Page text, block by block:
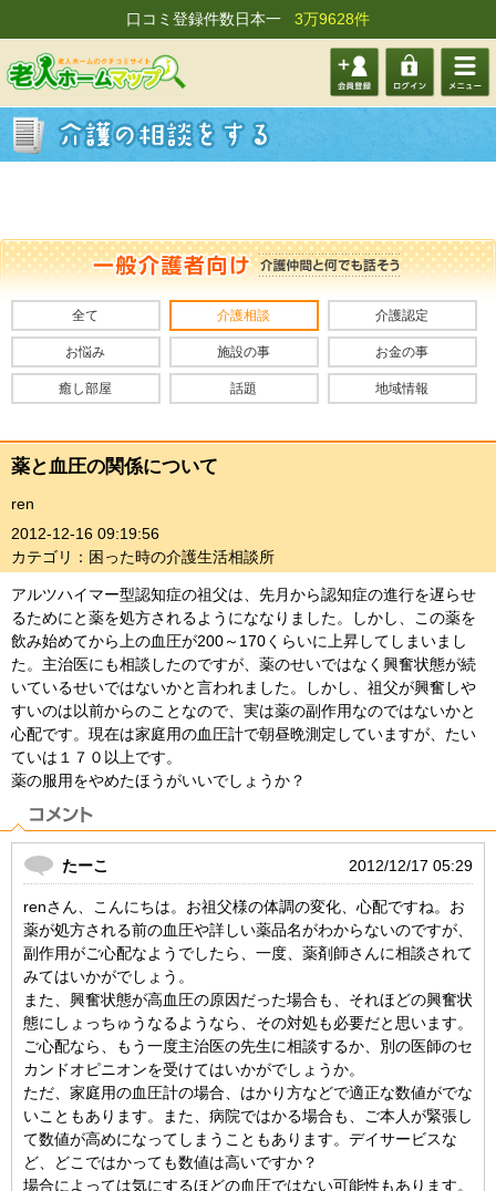
口コミ登録件数日本一 3万9628件
会員登 ログイ メニュ
全て 介護相談 介護認定
お悩み 施設の事 お金の事
癒し部屋 話題 地域情報
薬と血圧の関係について
ren
2012-12-16 09:19:56
カテゴリ：困った時の介護生活相談所
アルツハイマー型認知症の祖父は、先月から認知症の進行を遅らせ
るためにと薬を処方されるようにななりました。しかし、この薬を
飲み始めてから上の血圧が200～170くらいに上昇してしまいまし
た。主治医にも相談したのですが、薬のせいではなく興奮状態が続
いているせいではないかと言われました。しかし、祖父が興奮しや
すいのは以前からのことなので、実は薬の副作用なのではないかと
心配です。現在は家庭用の血圧計で朝昼晩測定していますが、たい
ていは１７０以上です。
薬の服用をやめたほうがいいでしょうか？
たーこ 2012/12/17 05:29
renさん、こんにちは。お祖父様の体調の変化、心配ですね。お
薬が処方される前の血圧や詳しい薬品名がわからないのですが、
副作用がご心配なようでしたら、一度、薬剤師さんに相談されて
みてはいかがでしょう。
また、興奮状態が高血圧の原因だった場合も、それほどの興奮状
態にしょっちゅうなるようなら、その対処も必要だと思います。
ご心配なら、もう一度主治医の先生に相談するか、別の医師のセ
カンドオピニオンを受けてはいかがでしょうか。
ただ、家庭用の血圧計の場合、はかり方などで適正な数値がでな
いこともあります。また、病院ではかる場合も、ご本人が緊張し
て数値が高めになってしまうこともあります。デイサービスな
ど、どこではかっても数値は高いですか？
場合によっては気にするほどの血圧ではない可能性もあります。